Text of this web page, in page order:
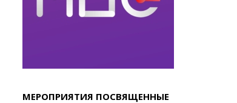
МЕРОПРИЯТИЯ ПОСВЯЩЕННЫЕ